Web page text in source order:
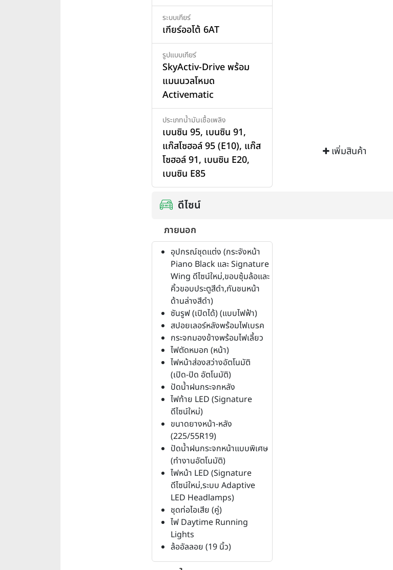
เพิ่มสินค้า
ระบบเกียร์
เกียร์ออโต้ 6AT
รูปแบบเกียร์
SkyActiv-Drive พร้อม
แมนนวลโหมด
Activematic
ประเภทน้ำมันเชื้อเพลิง
เบนซิน 95, เบนซิน 91,
แก๊สโซฮอล์ 95 (E10), แก๊ส
โซฮอล์ 91, เบนซิน E20,
เบนซิน E85
ดีไซน์
ภายนอก
อุปกรณ์ชุดแต่ง (กระจังหน้า
Piano Black และ Signature
Wing ดีไซน์ใหม่,ขอบซุ้มล้อและ
คิ้วขอบประตูสีดำ,กันชนหน้า
ด้านล่างสีดำ)
ซันรูฟ (เปิดได้) (แบบไฟฟ้า)
สปอยเลอร์หลังพร้อมไฟเบรค
กระจกมองข้างพร้อมไฟเลี้ยว
ไฟตัดหมอก (หน้า)
ไฟหน้าส่องสว่างอัตโนมัติ
(เปิด-ปิด อัตโนมัติ)
ปัดน้ำฝนกระจกหลัง
ไฟท้าย LED (Signature
ดีไซน์ใหม่)
ขนาดยางหน้า-หลัง
(225/55R19)
ปัดน้ำฝนกระจกหน้าแบบพิเศษ
(ทำงานอัตโนมัติ)
ไฟหน้า LED (Signature
ดีไซน์ใหม่,ระบบ Adaptive
LED Headlamps)
ชุดท่อไอเสีย (คู่)
ไฟ Daytime Running
Lights
ล้ออัลลอย (19 นิ้ว)